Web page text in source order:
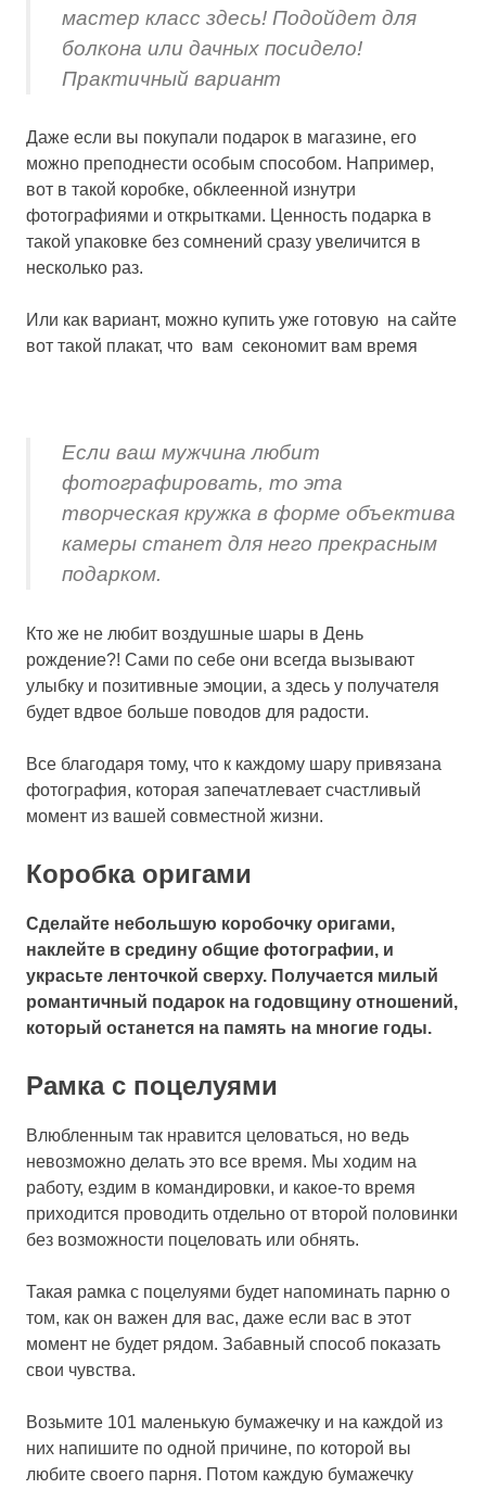
мастер класс здесь! Подойдет для
болкона или дачных посидело!
Практичный вариант
Даже если вы покупали подарок в магазине, его
можно преподнести особым способом. Например,
вот в такой коробке, обклеенной изнутри
фотографиями и открытками. Ценность подарка в
такой упаковке без сомнений сразу увеличится в
несколько раз.
Или как вариант, можно купить уже готовую на сайте
вот такой плакат, что вам секономит вам время
Если ваш мужчина любит
фотографировать, то эта
творческая кружка в форме объектива
камеры станет для него прекрасным
подарком.
Кто же не любит воздушные шары в День
рождение?! Сами по себе они всегда вызывают
улыбку и позитивные эмоции, а здесь у получателя
будет вдвое больше поводов для радости.
Все благодаря тому, что к каждому шару привязана
фотография, которая запечатлевает счастливый
момент из вашей совместной жизни.
Коробка оригами
Сделайте небольшую коробочку оригами,
наклейте в средину общие фотографии, и
украсьте ленточкой сверху. Получается милый
романтичный подарок на годовщину отношений,
который останется на память на многие годы.
Рамка с поцелуями
Влюбленным так нравится целоваться, но ведь
невозможно делать это все время. Мы ходим на
работу, ездим в командировки, и какое-то время
приходится проводить отдельно от второй половинки
без возможности поцеловать или обнять.
Такая рамка с поцелуями будет напоминать парню о
том, как он важен для вас, даже если вас в этот
момент не будет рядом. Забавный способ показать
свои чувства.
Возьмите 101 маленькую бумажечку и на каждой из
них напишите по одной причине, по которой вы
любите своего парня. Потом каждую бумажечку